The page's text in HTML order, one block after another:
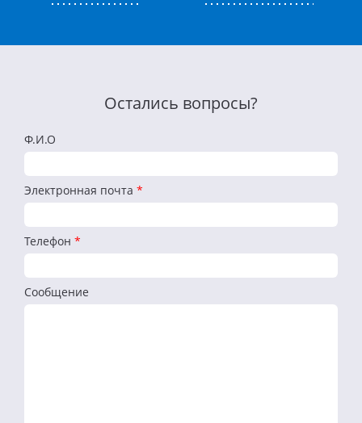
Остались вопросы?
Ф.И.О
Электронная почта *
Телефон *
Сообщение